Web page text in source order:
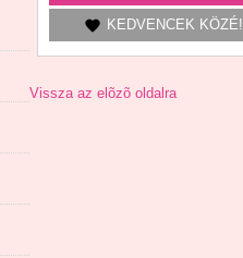
KEDVENCEK KÖZÉ!
Vissza az elõzõ oldalra